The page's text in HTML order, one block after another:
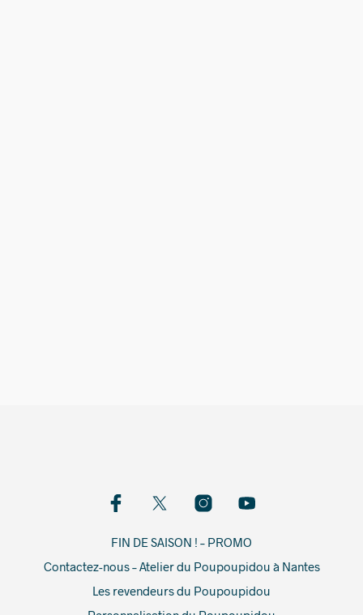
FIN DE SAISON ! – PROMO
Contactez-nous – Atelier du Poupoupidou à Nantes
Les revendeurs du Poupoupidou